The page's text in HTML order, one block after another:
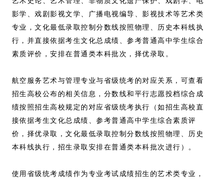
影学、戏剧影视文学、广播电视编导、影视技术等艺术类
专业，文化最低录取控制分数线按照物理、历史本科线执
行，并直接依据考生文化总成绩、参考普通高中学生综合
素质评价，安排在普通类本科批次，择优录取。
航空服务艺术与管理专业与省级统考的对应关系，可查看
招生高校公布的相关信息，分数线和平行志愿投档综合成
绩按照招生高校规定的对应省级统考执行（如招生高校直
接依据考生文化总成绩、参考普通高中学生综合素质评
价，择优录取，文化最低录取控制分数线按照物理、历史
本科线执行，招生录取安排在普通类本科批次进行）。
使用省级统考成绩作为专业考试成绩招生的艺术类专业，